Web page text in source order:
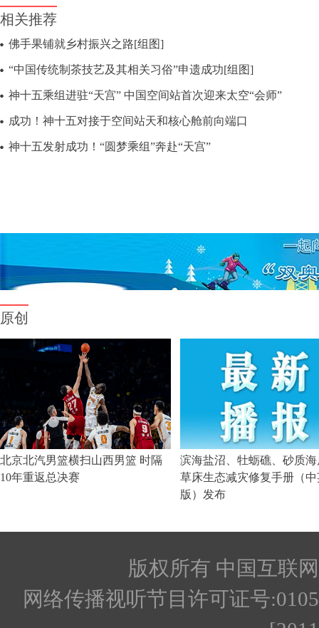
相关推荐
佛手果铺就乡村振兴之路[组图]
“中国传统制茶技艺及其相关习俗”申遗成功[组图]
神十五乘组进驻“天宫” 中国空间站首次迎来太空“会师”
成功！神十五对接于空间站天和核心舱前向端口
神十五发射成功！“圆梦乘组”奔赴“天宫”
版权所有 中国互联
网络传播视听节目许可证号